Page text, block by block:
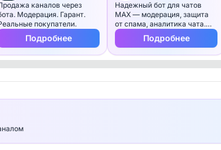
каналов через
Модерация. Гарант.
покупатели.
Подробнее
Надежный бот для чатов
MAX — модерация, защита
от спама, аналитика чата.
Нам доверяют тысячи
админов.Подробнее